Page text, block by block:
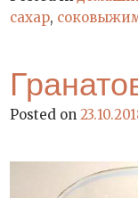
сахар,
Posted on